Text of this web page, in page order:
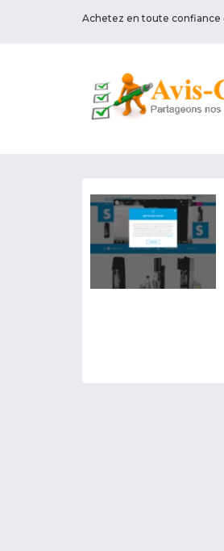
Achetez en toute confiance